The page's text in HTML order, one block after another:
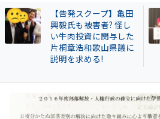
クープ】亀田
被害者? 怪し
資に関与した
和歌山県議に
【岐南町
動その後
〝謎ルー
会は混乱